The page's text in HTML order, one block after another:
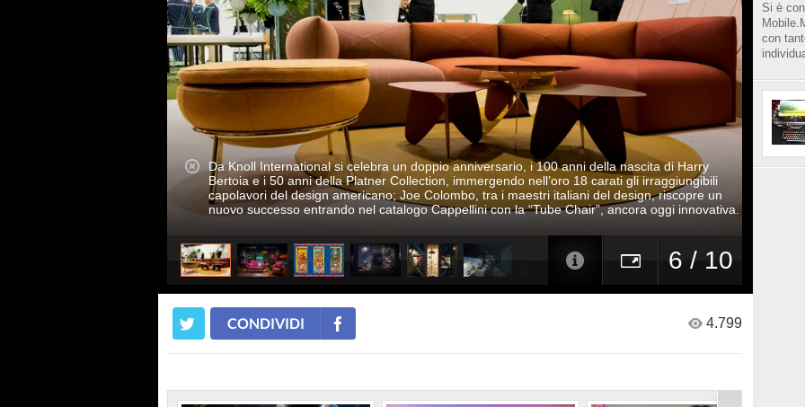
Da Knoll International si celebra un doppio anniversario, i 100 anni della nascita di Harry
Bertoia e i 50 anni della Platner Collection, immergendo nell’oro 18 carati gli irraggiungibili
capolavori del design americano; Joe Colombo, tra i maestri italiani del design, riscopre un
nuovo successo entrando nel catalogo Cappellini con la “Tube Chair”, ancora oggi innovativa.
6 / 10
Si è
con
CONDIVIDI 4.799